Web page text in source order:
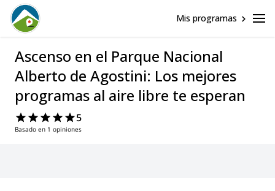
Mis programas
Ascenso en el Parque Nacional
Alberto de Agostini: Los mejores
programas al aire libre te esperan
5
Basado en 1 opiniones